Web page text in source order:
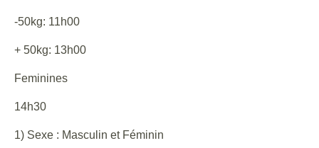
-50kg: 11h00
+ 50kg: 13h00
Feminines
14h30
1) Sexe : Masculin et Féminin